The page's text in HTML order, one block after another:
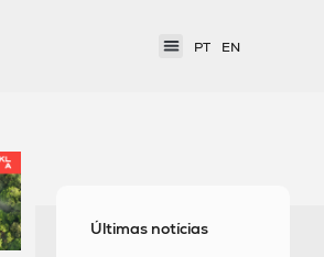
PT EN
Últimas notícias